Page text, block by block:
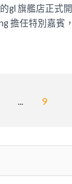
gl 旗艦店正式
擔任特別嘉賓
... 9